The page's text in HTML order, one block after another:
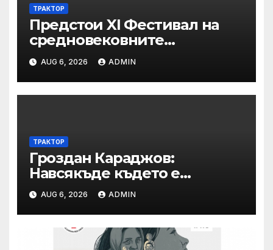
ТРАКТОР
Предстои XI Фестивал на
средновековните
традиции, бит и култура
„Калето
AUG 6, 2026 ADMIN
ТРАКТОР
Гроздан Караджов:
Навсякъде където е
възможна човешка грешка
в железницата, трябва да
има система за вторичен
контрол
AUG 6, 2026 ADMIN